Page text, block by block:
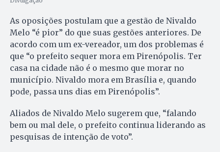
As oposições postulam que a gestão de Nivaldo
Melo “é pior” do que suas gestões anteriores. De
acordo com um ex-vereador, um dos problemas é
que “o prefeito sequer mora em Pirenópolis. Ter
casa na cidade não é o mesmo que morar no
município. Nivaldo mora em Brasília e, quando
pode, passa uns dias em Pirenópolis”.
Aliados de Nivaldo Melo sugerem que, “falando
bem ou mal dele, o prefeito continua liderando as
pesquisas de intenção de voto”.